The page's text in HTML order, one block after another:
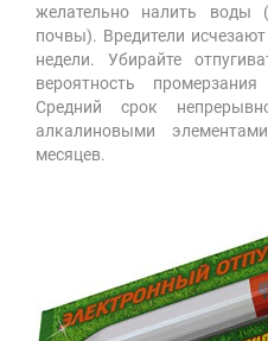
желательно налить воды
почвы). Вредители
недели. Убирайте
вероятность
Средний срок
алкалиновыми
месяцев.